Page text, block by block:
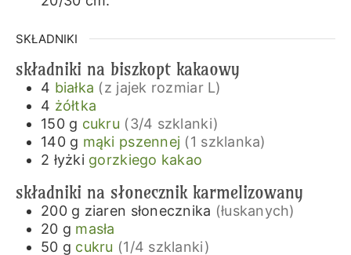
SKŁADNIKI
składniki na biszkopt kakaowy
4 białka (z jajek rozmiar L)
4 żółtka
150 g cukru (3/4 szklanki)
140 g mąki pszennej (1 szklanka)
2 łyżki gorzkiego kakao
składniki na słonecznik karmelizowany
200 g ziaren słonecznika (łuskanych)
20 g masła
50 g cukru (1/4 szklanki)